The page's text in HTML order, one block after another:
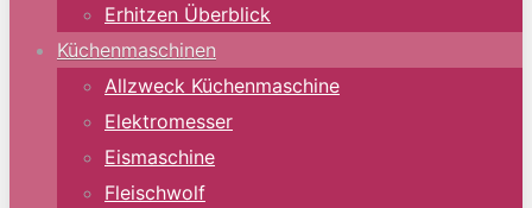
Erhitzen Überblick
Küchenmaschinen
Allzweck Küchenmaschine
Elektromesser
Eismaschine
Fleischwolf